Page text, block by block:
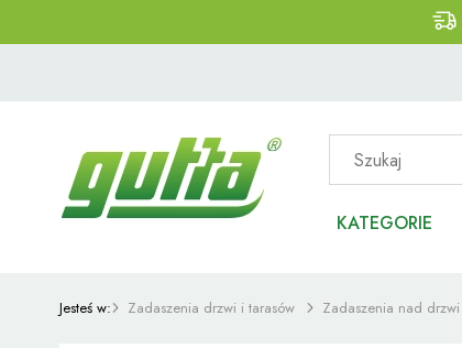
KATEGORIE
Jesteś w: Zadaszenia drzwi i tarasów Zadaszenia nad drzwi